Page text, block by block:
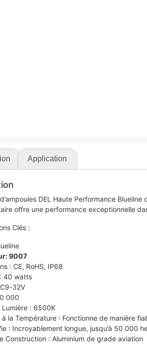
Application
DEL Haute Performance
offre une performance exceptionnelle
Clés :
9007
: CE, RoHS, IP68
40 watts
32V
000
Lumière : 6500K
à la Température : Fonctionne de manière
: Incroyablement longue, jusqu’à 50 000
Construction : Aluminium de grade aviation